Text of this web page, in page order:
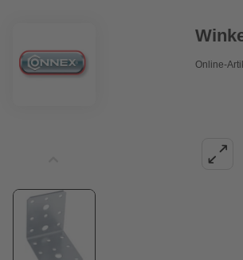
Online-